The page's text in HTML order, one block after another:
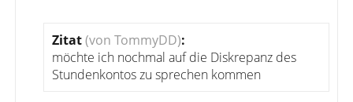
Zitat(von TommyDD):
möchte ich nochmal auf die Diskrepanz des
Stundenkontos zu sprechen kommen